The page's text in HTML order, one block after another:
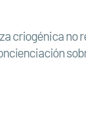
criogénica no